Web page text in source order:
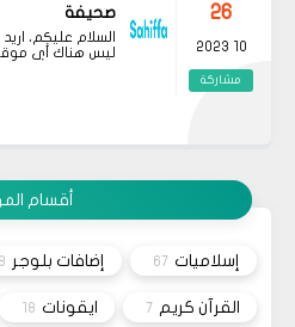
26
10 2023
مشاركة
صحيفة
ليس هناك أي
مشاركة
قم بتجربة تحديث
أقسام
إسلاميات 67 إضافات بلوجر
القرآن كريم 7 ايقونات 18